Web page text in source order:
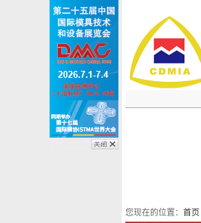
您现在的位置： 首页